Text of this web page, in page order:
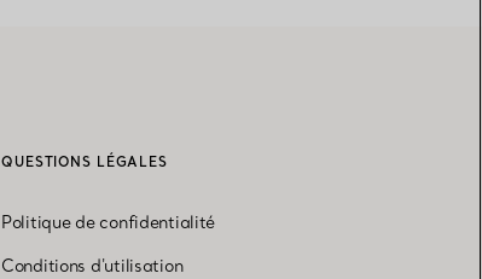
QUESTIONS LÉGALES
Politique de confidentialité
Conditions d'utilisation